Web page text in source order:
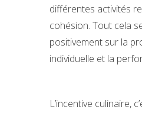
différentes activités
cohésion. Tout cela
positivement sur la
individuelle et la
L’incentive culinaire,